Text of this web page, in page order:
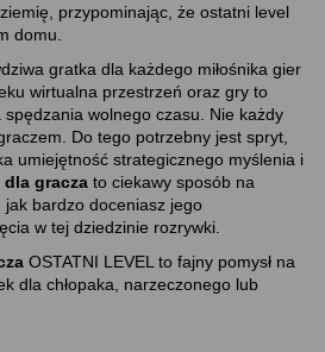
przypominając, że ostatni level
domu.
gratka dla każdego miłośnika gier
wirtualna przestrzeń oraz gry to
spędzania wolnego czasu. Nie każdy
Do tego potrzebny jest spryt,
umiejętność strategicznego myślenia i
dla gracza to ciekawy sposób na
bardzo doceniasz jego
w tej dziedzinie rozrywki.
OSTATNI LEVEL to fajny pomysł na
dla chłopaka, narzeczonego lub